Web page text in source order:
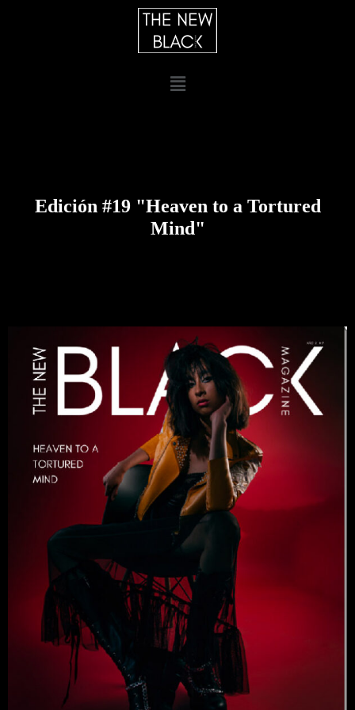
Edición #19 "Heaven to a Tortured
Mind"